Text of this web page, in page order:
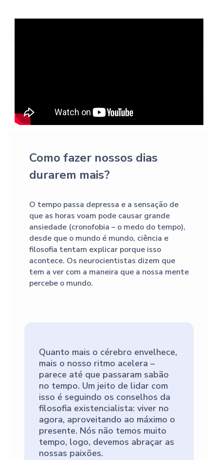
Como fazer nossos dias
durarem mais?
O tempo passa depressa e a sensação de
que as horas voam pode causar grande
ansiedade (cronofobia – o medo do tempo),
desde que o mundo é mundo, ciência e
filosofia tentam explicar porque isso
acontece. Os neurocientistas dizem que
tem a ver com a maneira que a nossa mente
percebe o mundo.
Quanto mais o cérebro envelhece,
mais o nosso ritmo acelera –
parece até que passaram sabão
no tempo. Um jeito de lidar com
isso é seguindo os conselhos da
filosofia existencialista: viver no
agora, aproveitando ao máximo o
presente. Nós não temos muito
tempo, logo, devemos abraçar as
nossas paixões.